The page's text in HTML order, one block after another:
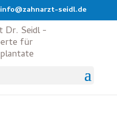
info@zahnarzt-seidl.de